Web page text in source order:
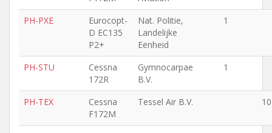
PH-PXE
Eurocopt-
D EC135
P2+
Nat. Politie,
Landelijke
Eenheid
1
PH-STU
Cessna
172R
Gymnocarpae
B.V.
1
PH-TEX
Cessna
F172M
Tessel Air B.V. 10